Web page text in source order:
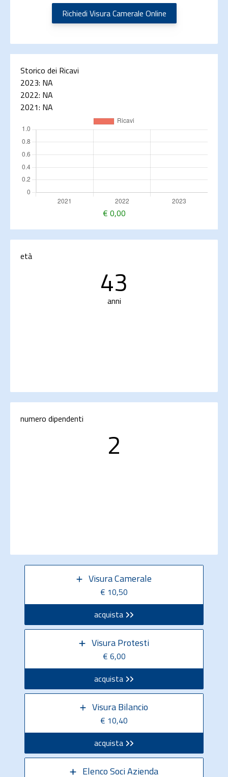
Richiedi Visura Camerale Online
Storico dei Ricavi
2023: NA
2022: NA
2021: NA
€ 0,00
età
43
anni
numero dipendenti
2
Visura Camerale
€ 10,50
acquista
Visura Protesti
€ 6,00
acquista
Visura Bilancio
€ 10,40
acquista
Elenco Soci Azienda